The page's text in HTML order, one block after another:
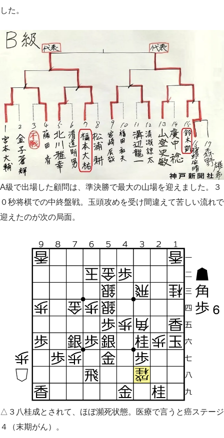
した。
A級で出場した顧問は、準決勝で最大の山場を迎えました。３
０秒将棋での中終盤戦。玉頭攻めを受け間違えて苦しい流れで
迎えたのが次の局面。
△３八桂成とされて、ほぼ瀕死状態。医療で言うと癌ステージ
４（末期がん）。